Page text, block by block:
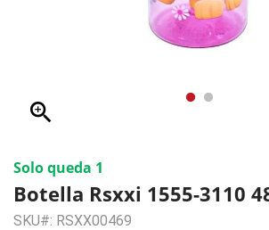
zoom_in
Solo queda 1
Botella Rsxxi 1555-3110
SKU#: RSXX00469